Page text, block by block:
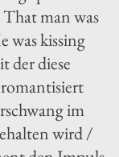
man was
was kissing
der diese
im
wird /